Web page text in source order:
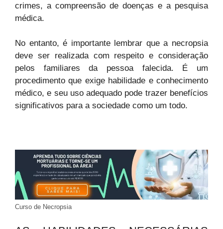
crimes, a compreensão de doenças e a pesquisa
médica.
No entanto, é importante lembrar que a necropsia
deve ser realizada com respeito e consideração
pelos familiares da pessoa falecida. É um
procedimento que exige habilidade e conhecimento
médico, e seu uso adequado pode trazer benefícios
significativos para a sociedade como um todo.
Curso de Necropsia